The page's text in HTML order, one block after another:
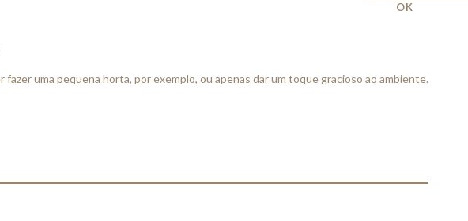
OK
uma pequena horta, por exemplo, ou apenas dar um toque gracioso ao ambiente.